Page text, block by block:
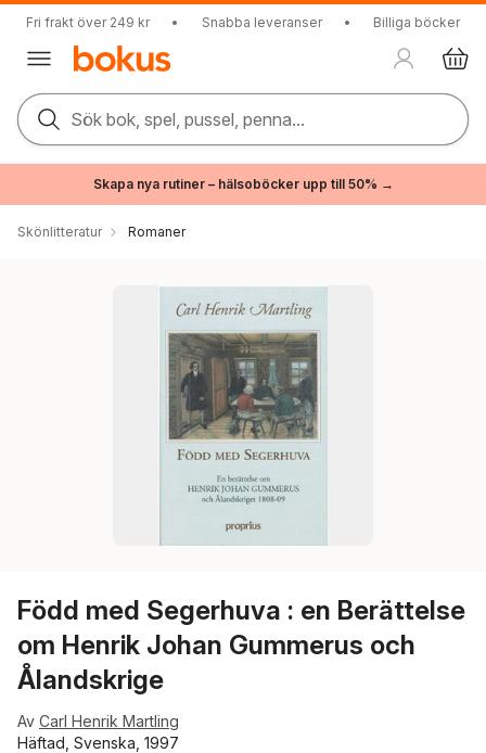
Fri frakt över 249 kr • Snabba leveranser • Billiga böcker
Sök bok, spel, pussel, penna...
Skapa nya rutiner – hälsoböcker upp till 50% →
Skönlitteratur Romaner
Född med Segerhuva : en Berättelse
om Henrik Johan Gummerus och
Ålandskrige
Av Carl Henrik Martling
Häftad, Svenska, 1997